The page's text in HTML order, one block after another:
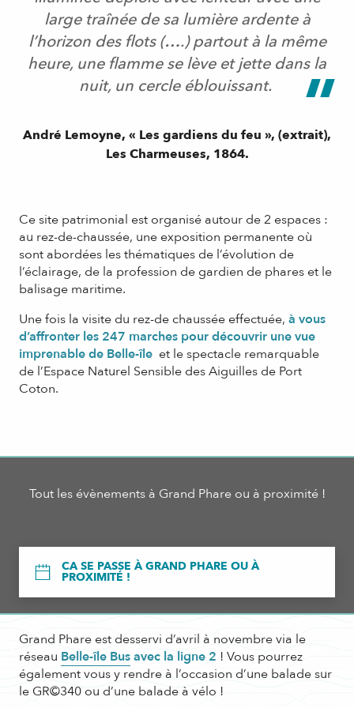
large traînée de sa lumière ardente à
l’horizon des flots (….) partout à la même
heure, une flamme se lève et jette dans la
nuit, un cercle éblouissant.
André Lemoyne, « Les gardiens du feu », (extrait),
Les Charmeuses, 1864.
Ce site patrimonial est organisé autour de 2 espaces :
au rez-de-chaussée, une exposition permanente où
sont abordées les thématiques de l’évolution de
l’éclairage, de la profession de gardien de phares et le
balisage maritime.
Une fois la visite du rez-de chaussée effectuée, à vous
d’affronter les 247 marches pour découvrir une vue
imprenable de Belle-île et le spectacle remarquable
de l’Espace Naturel Sensible des Aiguilles de Port
Coton.
Tout les évènements à Grand Phare ou à proximité !
CA SE PASSE À GRAND PHARE OU À
PROXIMITÉ !
Grand Phare est desservi d’avril à novembre via le
réseau Belle-île Busavec la ligne 2 ! Vous pourrez
également vous y rendre à l’occasion d’une balade sur
le GR©340 ou d’une balade à vélo !